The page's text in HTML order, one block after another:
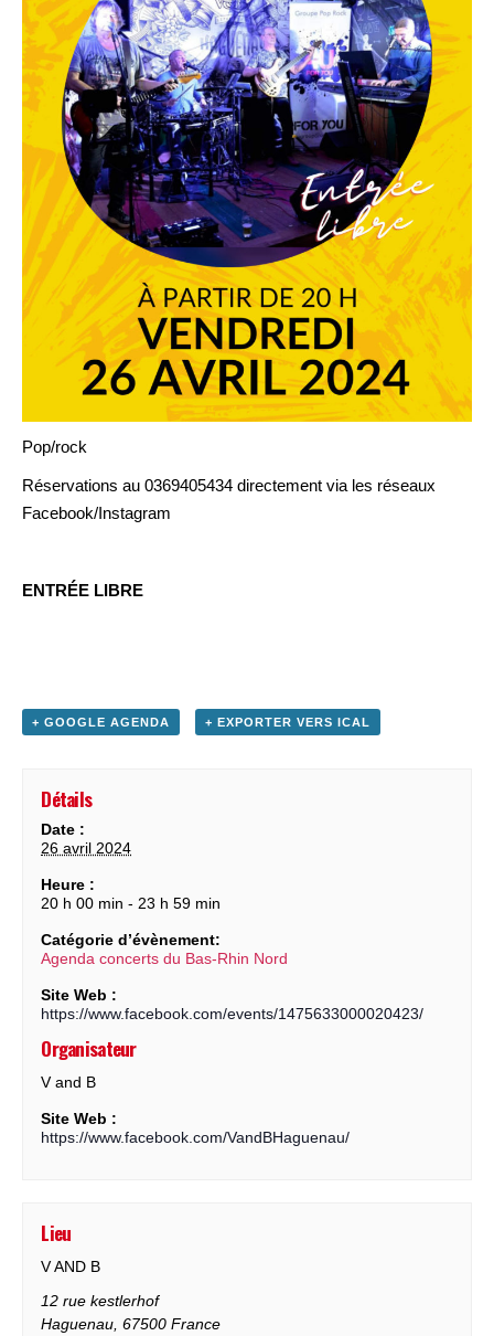
Pop/rock
Réservations au 0369405434 directement via les réseaux
Facebook/Instagram
ENTRÉE LIBRE
+ GOOGLE AGENDA + EXPORTER VERS ICAL
Détails
Date :
26 avril 2024
Heure :
20 h 00 min - 23 h 59 min
Catégorie d’évènement:
Agenda concerts du Bas-Rhin Nord
Site Web :
https://www.facebook.com/events/1475633000020423/
Organisateur
V and B
Site Web :
https://www.facebook.com/VandBHaguenau/
Lieu
V AND B
12 rue kestlerhof
Haguenau 67500 France